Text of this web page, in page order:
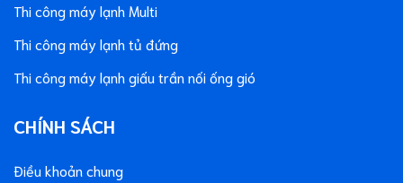
Thi công máy lạnh Multi
Thi công máy lạnh tủ đứng
Thi công máy lạnh giấu trần nối ống gió
CHÍNH SÁCH
Điều khoản chung